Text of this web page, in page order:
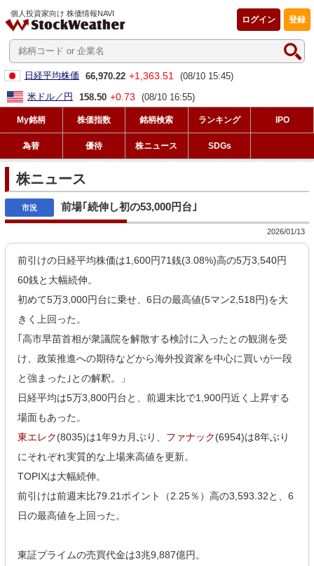
個人投資家向け 株価情報NAVI
登録
ログイン
日経平均株価 66,970.22 +1,363.51
(08/10 15:45)
米ドル／円
158.50 +0.73 (08/10 16:55)
My銘柄 株価指数 銘柄検索 ランキング IPO
為替 優待 株ニュース SDGs
株ニュース
前場｢続伸し初の53,000円台｣
2026/01/13
前引けの日経平均株価は1,600円71銭(3.08%)高の5万3,540円
60銭と大幅続伸。
初めて5万3,000円台に乗せ、6日の最高値(5マン2,518円)を大
きく上回った。
｢高市早苗首相が衆議院を解散する検討に入ったとの観測を受
け、政策推進への期待などから海外投資家を中心に買いが一段
と強まった｣との解釈。」
日経平均は5万3,800円台と、前週末比で1,900円近く上昇する
場面もあった。
東エレク(8035)は1年9カ月ぶり、 ファナック(6954)は8年ぶり
にそれぞれ実質的な上場来高値を更新。
TOPIXは大幅続伸。
前引けは前週末比79.21ポイント（2.25％）高の3,593.32と、6
日の最高値を上回った。
東証プライムの売買代金は3兆9,887億円。